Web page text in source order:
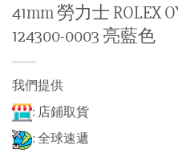
41mm 勞力士 ROLEX
124300-0003 亮藍色
我們提供
: 店鋪取貨
: 全球速遞